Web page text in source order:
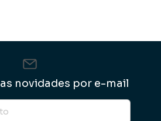
novidades por e-mail